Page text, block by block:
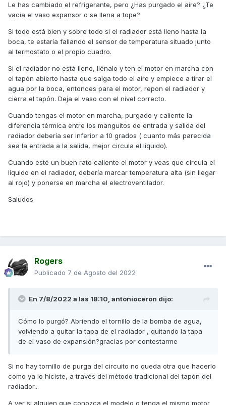
Le has cambiado el refrigerante, pero ¿Has purgado el aire? ¿Te
vacia el vaso expansor o se llena a tope?
Si todo está bien y sobre todo si el radiador está lleno hasta la
boca, te estaría fallando el sensor de temperatura situado junto
al termostato o el propio cuadro.
Si el radiador no está lleno, llénalo y ten el motor en marcha con
el tapón abierto hasta que salga todo el aire y empiece a tirar el
agua por la boca, entonces para el motor, repon el radiador y
cierra el tapón. Deja el vaso con el nivel correcto.
Cuando tengas el motor en marcha, purgado y caliente la
diferencia térmica entre los manguitos de entrada y salida del
radiador debería ser inferior a 10 grados ( cuanto más parecida
sea la entrada a la salida, mejor circula el líquido).
Cuando esté un buen rato caliente el motor y veas que circula el
líquido en el radiador, debería marcar temperatura alta (sin llegar
al rojo) y ponerse en marcha el electroventilador.
Saludos
Rogers
Publicado 7 de Agosto del 2022
En 7/8/2022 a las 18:10, antonioceron dijo:
Cómo lo purgó? Abriendo el tornillo de la bomba de agua,
volviendo a quitar la tapa de el radiador , quitando la tapa
de el vaso de expansión?gracias por contestarme
Si no hay tornillo de purga del circuito no queda otra que hacerlo
como ya lo hiciste, a través del método tradicional del tapón del
radiador...
A ver si alguien que conozca el modelo o tenga el mismo motor